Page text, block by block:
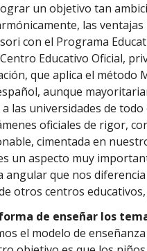
un objetivo tan
las
con el Programa
Educativo Oficial,
que aplica el método
aunque
a las universidades de
oficiales de rigor,
cimentada en
un aspecto muy
angular que nos diferencia
otros centros
de enseñar los
el modelo de